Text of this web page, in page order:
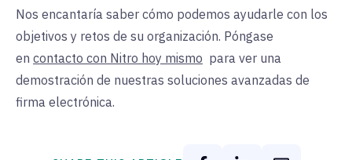
Nos encantaría saber cómo podemos ayudarle con los
objetivos y retos de su organización. Póngase
en contacto con Nitro hoy mismo para ver una
demostración de nuestras soluciones avanzadas de
firma electrónica.